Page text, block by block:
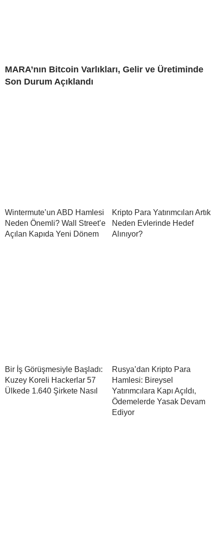
MARA’nın Bitcoin Varlıkları, Gelir ve Üretiminde
Son Durum Açıklandı
Wintermute’un ABD Hamlesi
Neden Önemli? Wall Street’e
Açılan Kapıda Yeni Dönem
Kripto Para Yatırımcıları Artık
Neden Evlerinde Hedef
Alınıyor?
Bir İş Görüşmesiyle Başladı:
Kuzey Koreli Hackerlar 57
Ülkede 1.640 Şirkete Nasıl
Rusya’dan Kripto Para
Hamlesi: Bireysel
Yatırımcılara Kapı Açıldı,
Ödemelerde Yasak Devam
Ediyor